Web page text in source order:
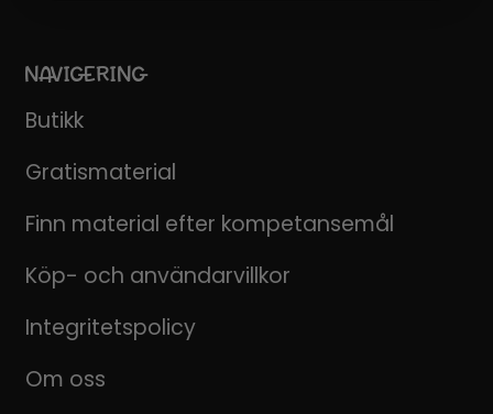
NAVIGERING
Butikk
Gratismaterial
Finn material efter kompetansemål
Köp- och användarvillkor
Integritetspolicy
Om oss